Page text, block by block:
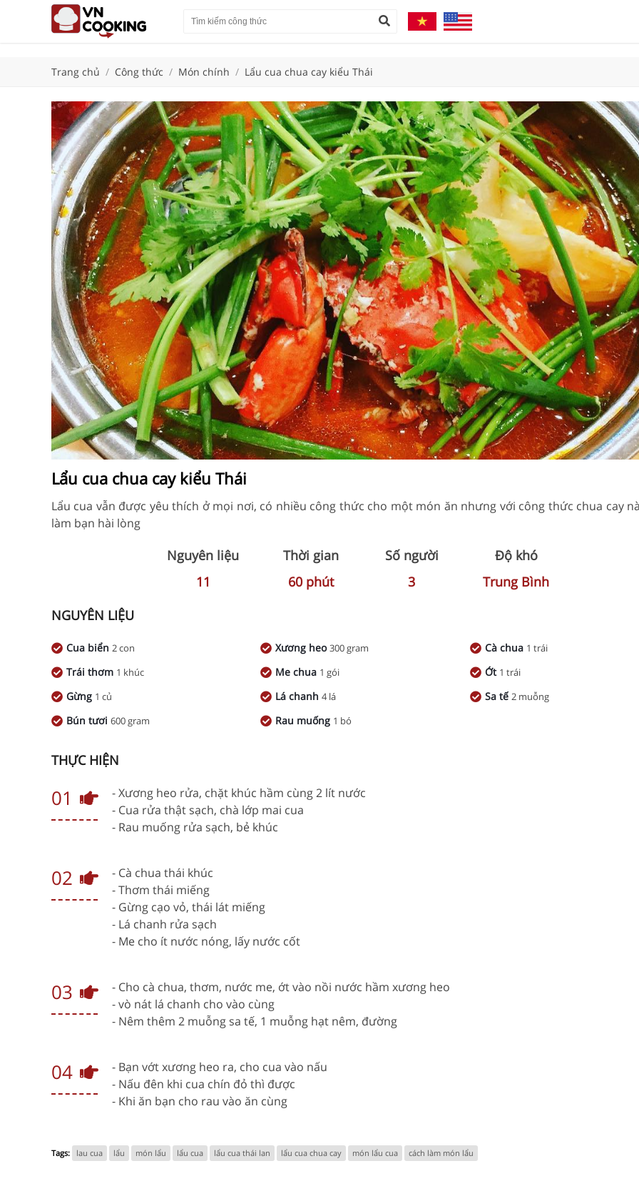
Trang chủ / Công thức / Món chính / Lẩu cua chua cay kiểu Thái
Lẩu cua chua cay kiểu Thái
Lẩu cua vẫn được yêu thích ở mọi nơi, có nhiều công thức cho một món ăn nhưng với công thức chua cay
làm bạn hài lòng
Nguyên liệu
11
Thời gian
60 phút
Số người
3
Độ khó
Trung Bình
NGUYÊN LIỆU
Cua biển 2 con Xương heo300 gram Cà chua 1 trái
Trái thơm 1 khúc Me chua 1 gói Ớt 1 trái
Gừng 1 củ Lá chanh4 lá Sa tế2 muỗng
Bún tươi 600 gram Rau muống 1 bó
THỰC HIỆN
01
- Xương heo rửa, chặt khúc hầm cùng 2 lít nước
- Cua rửa thật sạch, chà lớp mai cua
- Rau muống rửa sạch, bẻ khúc
02
- Cà chua thái khúc
- Thơm thái miếng
- Gừng cạo vỏ, thái lát miếng
- Lá chanh rửa sạch
- Me cho ít nước nóng, lấy nước cốt
03
- Cho cà chua, thơm, nước me, ớt vào nồi nước hầm xương heo
- vò nát lá chanh cho vào cùng
- Nêm thêm 2 muỗng sa tế, 1 muỗng hạt nêm, đường
04
- Bạn vớt xương heo ra, cho cua vào nấu
- Nấu đên khi cua chín đỏ thì được
- Khi ăn bạn cho rau vào ăn cùng
Tags: lau cua lẩu món lẩu lẩu cua lẩu cua thái lan lẩu cua chua cay món lẩu cua cách làm món lẩu